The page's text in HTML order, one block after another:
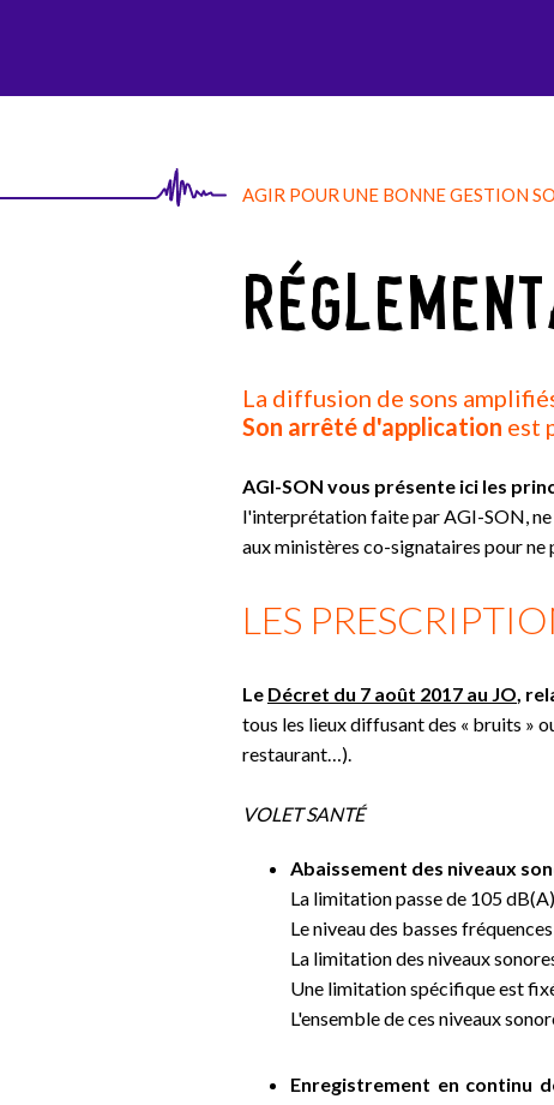
AGIR POUR UNE BONNE GESTION
La diffusion de sons
Son arrêté d'application est
AGI-SON vous présente ici les
l'interprétation faite par AGI-SON, ne
aux ministères co-signataires pour ne
LES
Le Décret du 7 août 2017 au JO,
tous les lieux diffusant des « bruits »
restaurant…).
VOLET SANTÉ
Abaissement des niveaux
La limitation passe de 105
Le niveau des basses
La limitation des niveaux
Une limitation spécifique est
L'ensemble de ces niveaux
Enregistrement en continu